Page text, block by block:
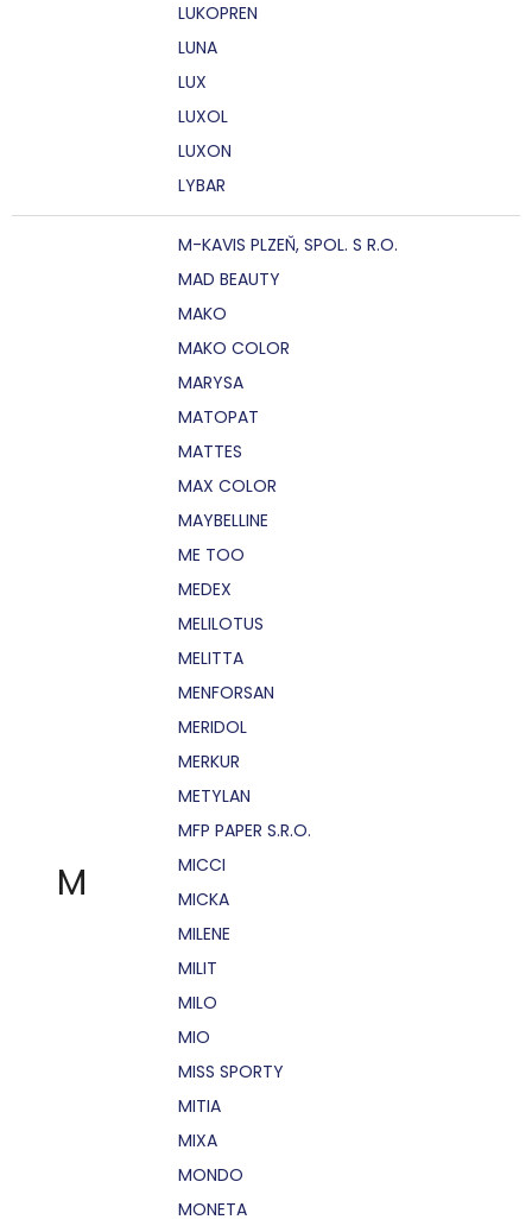
LUKOPREN
LUNA
LUX
LUXOL
LUXON
LYBAR
M
M-KAVIS PLZEŇ, SPOL. S R.O.
MAD BEAUTY
MAKO
MAKO COLOR
MARYSA
MATOPAT
MATTES
MAX COLOR
MAYBELLINE
ME TOO
MEDEX
MELILOTUS
MELITTA
MENFORSAN
MERIDOL
MERKUR
METYLAN
MFP PAPER S.R.O.
MICCI
MICKA
MILENE
MILIT
MILO
MIO
MISS SPORTY
MITIA
MIXA
MONDO
MONETA